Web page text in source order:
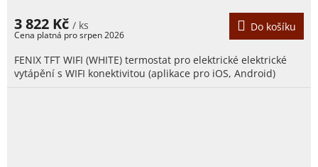
3 822 Kč / ks Do košíku
FENIX TFT WIFI (WHITE) termostat pro elektrické elektrické
vytápění s WIFI konektivitou (aplikace pro iOS, Android)